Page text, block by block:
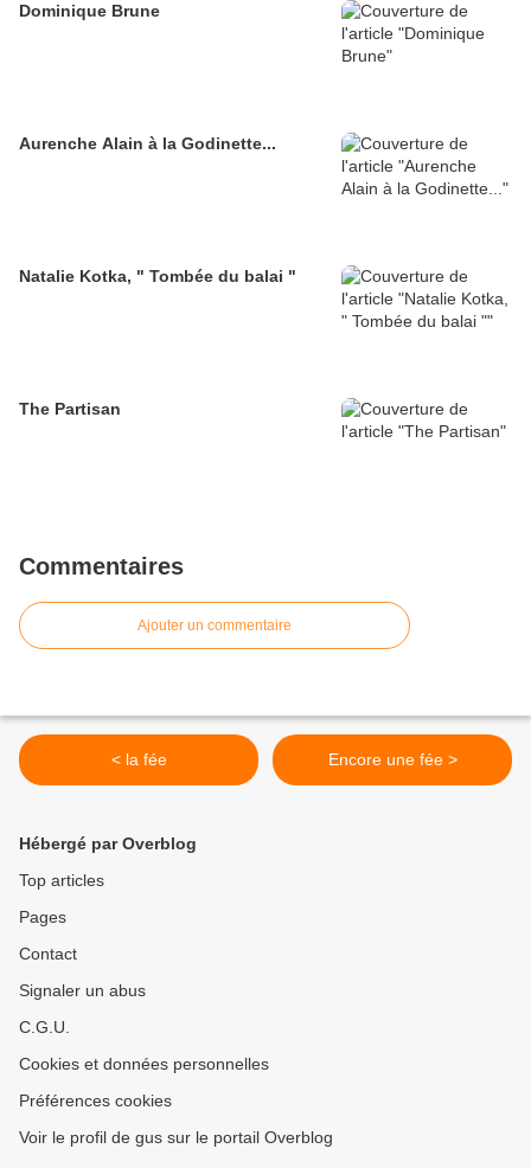
Dominique Brune
Aurenche Alain à la Godinette...
Natalie Kotka, " Tombée du balai "
The Partisan
Commentaires
Ajouter un commentaire
< la fée Encore une fée >
Hébergé par Overblog
Top articles
Pages
Contact
Signaler un abus
C.G.U.
Cookies et données personnelles
Préférences cookies
Voir le profil de gus sur le portail Overblog